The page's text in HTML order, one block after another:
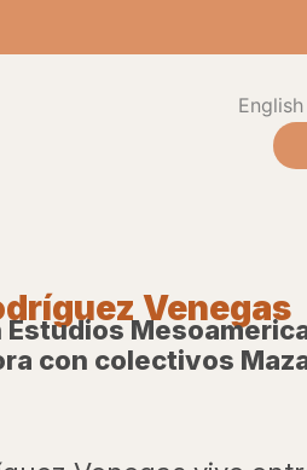
English
Venegas
Estudios
con colectivos